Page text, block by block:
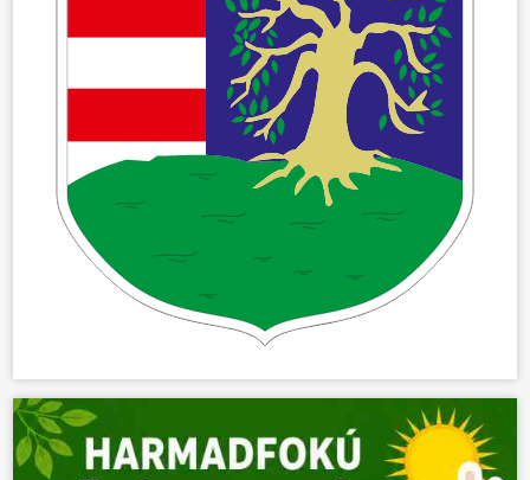
ÖNKORMÁNYZAT
ÜGYINTÉZÉS
KÖZÖSSÉG
VÁLASZTÁSOK